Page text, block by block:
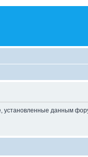
установленные данным